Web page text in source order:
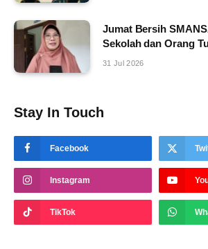
Jumat Bersih
Sekolah dan Orang
31 Jul 2026
Stay In Touch
Facebook
Instagram
TikTok